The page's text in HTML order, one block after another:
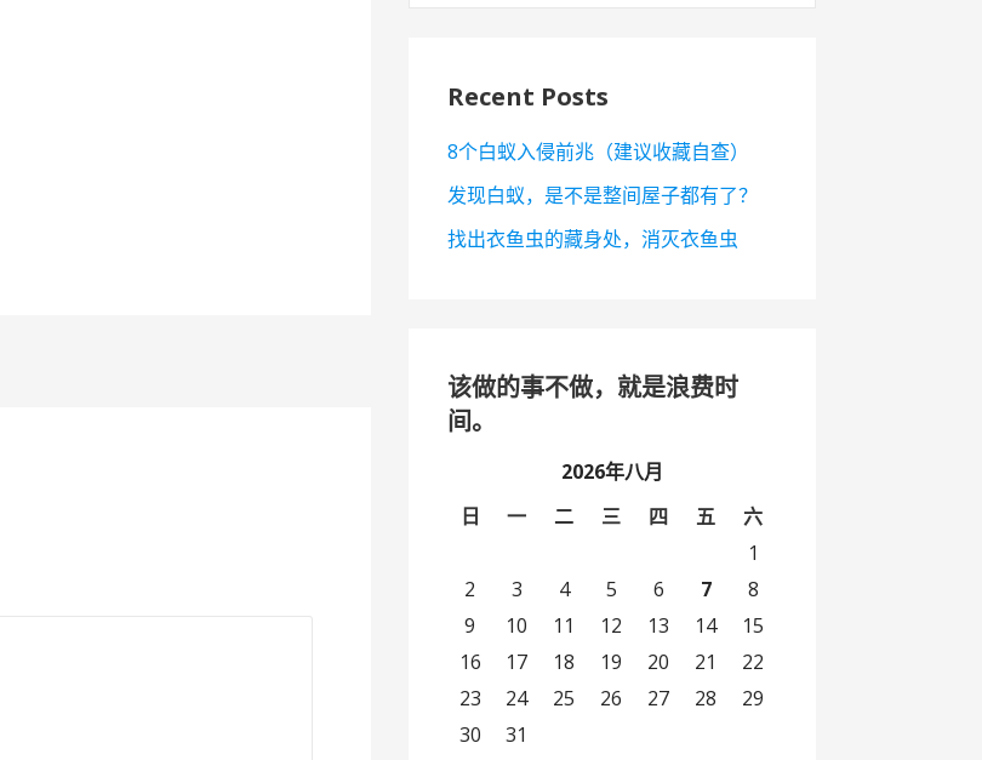
Recent Posts
8个白蚁入侵前兆（建议收藏自查）
发现白蚁，是不是整间屋子都有了？
找出衣鱼虫的藏身处，消灭衣鱼虫
该做的事不做，就是浪费时
间。
2026年八月
日
一 二 三 四 五 六
1
2
3 4 5 6 7
8
9
10 11 12 13 14
15
16
17 18 19 20 21
22
23
24 25 26 27 28
29
30
31